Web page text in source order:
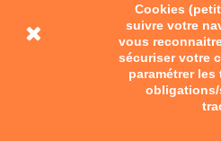
Cookies
suivre votre
vous
sécuriser votre
paramétrer
obligations/